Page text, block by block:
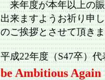
来年度が本年以上の賑
出来ますようお祈り申
のご挨拶とさせて頂き
平成22年度（S47卒）
be Ambitious Again